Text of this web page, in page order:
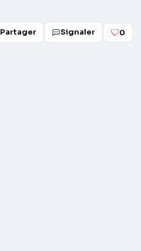
Partager Signaler 0